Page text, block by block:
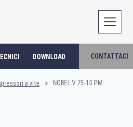
DOWNLOAD CONTATTACI
a vite NOBEL V 75-10 PM